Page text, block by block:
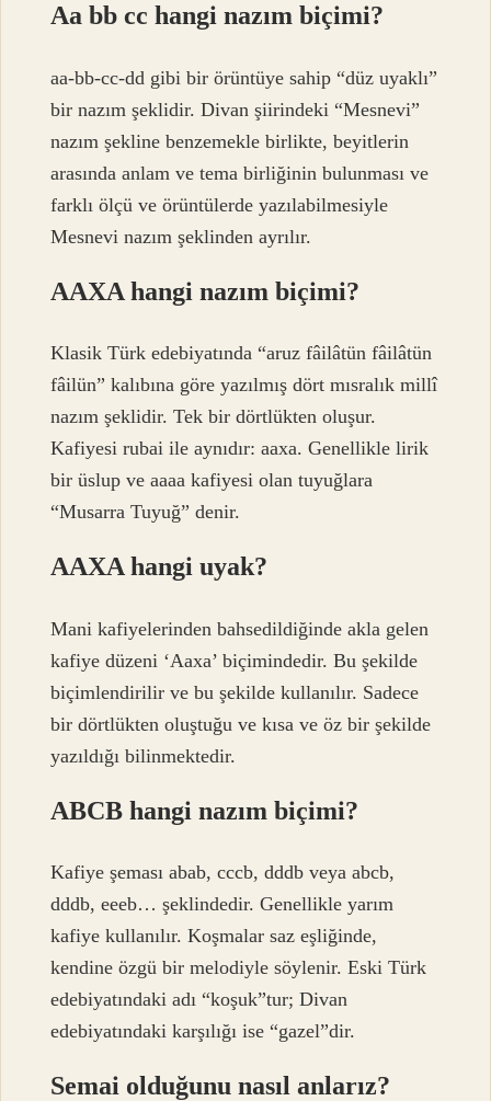
Aa bb cc hangi nazım biçimi?
aa-bb-cc-dd gibi bir örüntüye sahip “düz uyaklı”
bir nazım şeklidir. Divan şiirindeki “Mesnevi”
nazım şekline benzemekle birlikte, beyitlerin
arasında anlam ve tema birliğinin bulunması ve
farklı ölçü ve örüntülerde yazılabilmesiyle
Mesnevi nazım şeklinden ayrılır.
AAXA hangi nazım biçimi?
Klasik Türk edebiyatında “aruz fâilâtün fâilâtün
fâilün” kalıbına göre yazılmış dört mısralık millî
nazım şeklidir. Tek bir dörtlükten oluşur.
Kafiyesi rubai ile aynıdır: aaxa. Genellikle lirik
bir üslup ve aaaa kafiyesi olan tuyuğlara
“Musarra Tuyuğ” denir.
AAXA hangi uyak?
Mani kafiyelerinden bahsedildiğinde akla gelen
kafiye düzeni ‘Aaxa’ biçimindedir. Bu şekilde
biçimlendirilir ve bu şekilde kullanılır. Sadece
bir dörtlükten oluştuğu ve kısa ve öz bir şekilde
yazıldığı bilinmektedir.
ABCB hangi nazım biçimi?
Kafiye şeması abab, cccb, dddb veya abcb,
dddb, eeeb… şeklindedir. Genellikle yarım
kafiye kullanılır. Koşmalar saz eşliğinde,
kendine özgü bir melodiyle söylenir. Eski Türk
edebiyatındaki adı “koşuk”tur; Divan
edebiyatındaki karşılığı ise “gazel”dir.
Semai olduğunu nasıl anlarız?